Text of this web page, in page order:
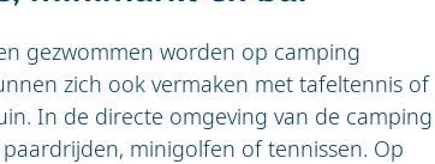
gezwommen worden op camping
zich ook vermaken met tafeltennis of
In de directe omgeving van de camping
minigolfen of tennissen. Op